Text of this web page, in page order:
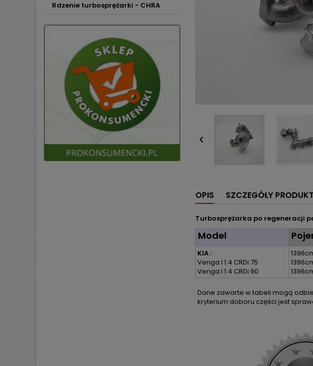
Rdzenie turbosprężarki - CHRA

OPIS SZCZEGÓŁY
Turbosprężarka po regeneracji
Model
KIA :
Venga I 1.4 CRDi 75
Venga I 1.4 CRDi 90
Dane zawarte w tabeli mogą
kryterium doboru części jest